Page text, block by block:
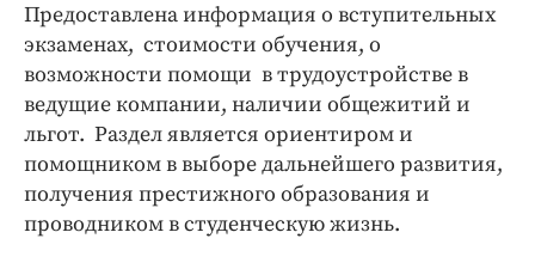
Предоставлена информация о вступительных
экзаменах, стоимости обучения, о
возможности помощи в трудоустройстве в
ведущие компании, наличии общежитий и
льгот. Раздел является ориентиром и
помощником в выборе дальнейшего развития,
получения престижного образования и
проводником в студенческую жизнь.